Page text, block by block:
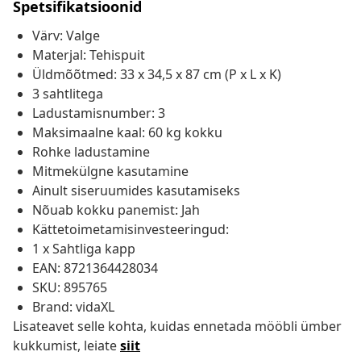
Spetsifikatsioonid
Värv: Valge
Materjal: Tehispuit
Üldmõõtmed: 33 x 34,5 x 87 cm (P x L x K)
3 sahtlitega
Ladustamisnumber: 3
Maksimaalne kaal: 60 kg kokku
Rohke ladustamine
Mitmekülgne kasutamine
Ainult siseruumides kasutamiseks
Nõuab kokku panemist: Jah
Kättetoimetamisinvesteeringud:
1 x Sahtliga kapp
EAN: 8721364428034
SKU: 895765
Brand: vidaXL
Lisateavet selle kohta, kuidas ennetada mööbli ümber
kukkumist, leiatesiit